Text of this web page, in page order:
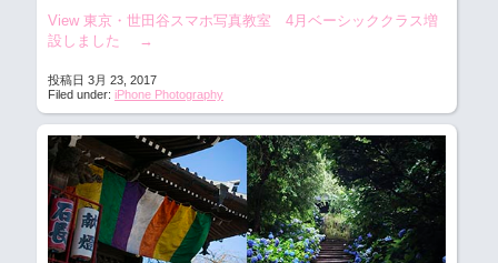
View 東京・世田谷スマホ写真教室 4月ベーシッククラス増
設しました
→
投稿日 3月 23, 2017
Filed under: iPhone Photography